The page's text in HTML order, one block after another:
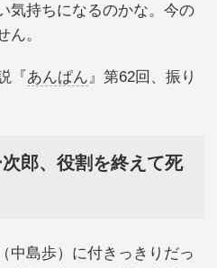
気持ちになるのかな。今の
ん。
『あんぱん』第62回、振り
郎、役割を終えて死
島歩）に付きっきりだっ